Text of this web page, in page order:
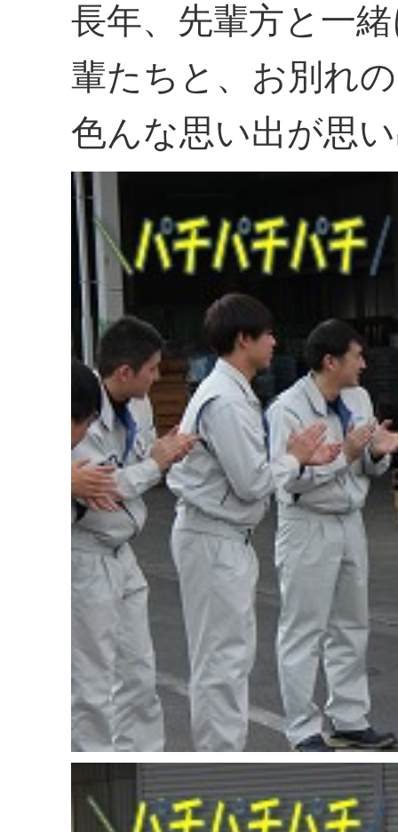
長年、先輩方と一
輩たちと、お別れ
色んな思い出が思